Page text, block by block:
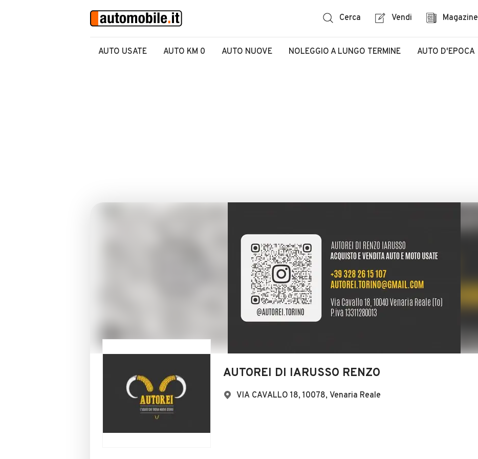
Cerca Vendi Magazine
AUTO USATE AUTO KM 0 AUTO NUOVE NOLEGGIO A LUNGO TERMINE AUTO D'EPOCA
AUTOREI DI IARUSSO RENZO
VIA CAVALLO 18, 10078, Venaria Reale